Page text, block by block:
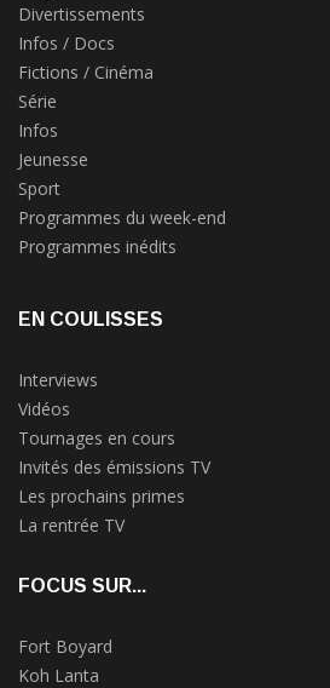
Divertissements
Infos / Docs
Fictions / Cinéma
Série
Infos
Jeunesse
Sport
Programmes du week-end
Programmes inédits
EN COULISSES
Interviews
Vidéos
Tournages en cours
Invités des émissions TV
Les prochains primes
La rentrée TV
FOCUS SUR...
Fort Boyard
Koh Lanta